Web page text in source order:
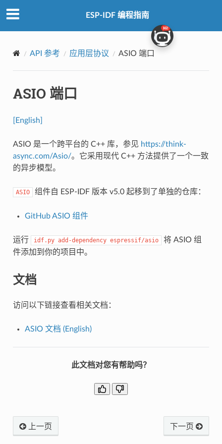
ESP-IDF 编程指南
API 参考 应用层协议 ASIO 端口
ASIO 端口
[English]
ASIO 是一个跨平台的 C++ 库，参见 https://think-
async.com/Asio/。它采用现代 C++ 方法提供了一个一致
的异步模型。
ASIO 组件自 ESP-IDF 版本 v5.0 起移到了单独的仓库：
GitHub ASIO 组件
运行 idf.py add-dependency espressif/asio
将 ASIO 组
件添加到你的项目中。
文档
访问以下链接查看相关文档：
ASIO 文档 (English)
此文档对您有帮助吗？
上一页 下一页